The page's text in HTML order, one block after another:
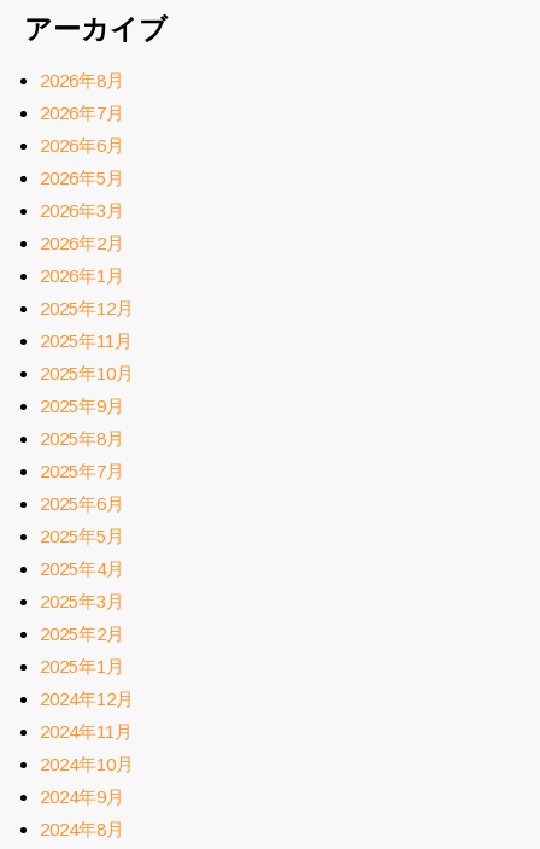
アーカイブ
2026年8月
2026年7月
2026年6月
2026年5月
2026年3月
2026年2月
2026年1月
2025年12月
2025年11月
2025年10月
2025年9月
2025年8月
2025年7月
2025年6月
2025年5月
2025年4月
2025年3月
2025年2月
2025年1月
2024年12月
2024年11月
2024年10月
2024年9月
2024年8月